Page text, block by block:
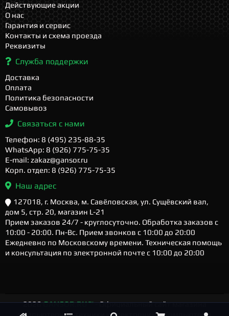
Действующие акции
О нас
Гарантия и сервис
Контакты и схема проезда
Реквизиты
Служба поддержки
Доставка
Оплата
Политика безопасности
Самовывоз
Связаться с нами
Телефон: 8 (495) 235-88-35
WhatsApp: 8 (926) 775-75-35
E-mail: zakaz@gansor.ru
Корп. отдел: 8 (926) 775-75-35
Наш адрес
127018, г. Москва, м. Савёловская, ул. Сущёвский вал,
дом 5, стр. 20, магазин L-21
Прием заказов 24/7 - круглосуточно. Обработка заказов с
10:00 - 20:00. Пн-Вс. Прием звонков с 10:00 до 20:00
Ежедневно по Московскому времени. Техническая помощь
и консультация по электронной почте с 10:00 до 20:00
2026GANSOR.RU ™- Официальный сайт магазина
компьютерной техники и электроники. Компьютеры